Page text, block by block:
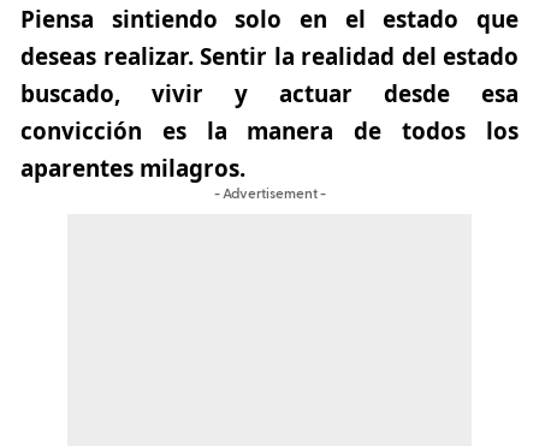
Piensa sintiendo solo en el estado que
deseas realizar. Sentir la realidad del estado
buscado, vivir y actuar desde esa
convicción es la manera de todos los
aparentes milagros.
- Advertisement -